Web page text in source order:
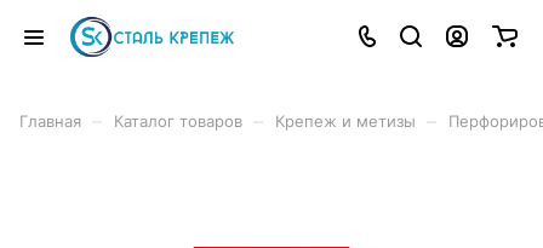
Главная Каталог товаров Крепеж и метизы